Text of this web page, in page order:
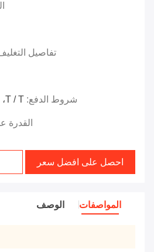
تفاصيل
شروط الدفع: T / T، ويسترن يونيون، باي بال
القدرة
احصل على افضل سعر
المواصفات الوصف